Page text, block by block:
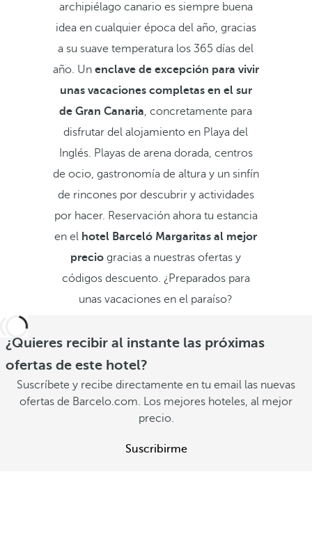
archipiélago canario es siempre buena
idea en cualquier época del año, gracias
a su suave temperatura los 365 días del
año. Un enclave de excepción para vivir
unas vacaciones completas en el sur
de Gran Canaria, concretamente para
disfrutar del alojamiento en Playa del
Inglés. Playas de arena dorada, centros
de ocio, gastronomía de altura y un sinfín
de rincones por descubrir y actividades
por hacer. Reservación ahora tu estancia
en el hotel Barceló Margaritas al mejor
precio gracias a nuestras ofertas y
códigos descuento. ¿Preparados para
unas vacaciones en el paraíso?
¿Quieres recibir al instante las próximas
ofertas de este hotel?
Suscríbete y recibe directamente en tu email las nuevas
ofertas de Barcelo.com. Los mejores hoteles, al mejor
precio.
Suscribirme